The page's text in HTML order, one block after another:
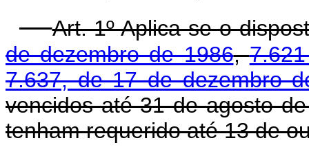
Art. 1º Aplica-se o
de dezembro de 1986,
7.637, de 17 de dezembro
vencidos até 31 de agosto
tenham requerido até 13 de